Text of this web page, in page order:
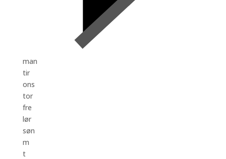
man
tir
ons
tor
fre
lør
søn
m
t